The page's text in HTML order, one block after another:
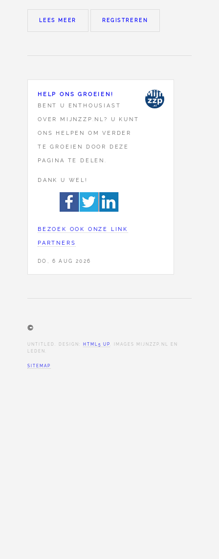
LEES MEER REGISTREREN
HELP ONS GROEIEN!
BENT U ENTHOUSIAST
OVER MIJNZZP.NL? U KUNT
ONS HELPEN OM VERDER
TE GROEIEN DOOR DEZE
PAGINA TE DELEN.
DANK U WEL!
BEZOEK OOK ONZE LINK
PARTNERS
DO, 6 AUG 2026
©
UNTITLED. DESIGN: HTML5 UP . IMAGES MIJNZZP.NL EN
LEDEN.
SITEMAP